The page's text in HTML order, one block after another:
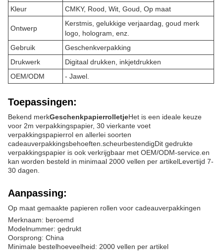
Kleur CMKY, Rood, Wit, Goud, Op maat
Ontwerp
Kerstmis, gelukkige verjaardag, goud merk
logo, hologram, enz.
Gebruik
Geschenkverpakking
Drukwerk
Digitaal drukken, inkjetdrukken
OEM/ODM
- Jawel.
Toepassingen:
Bekend merkGeschenkpapierrolletjeHet is een ideale keuze
voor 2m verpakkingspapier, 30 vierkante voet
verpakkingspapierrol en allerlei soorten
cadeauverpakkingsbehoeften.scheurbestendigDit gedrukte
verpakkingspapier is ook verkrijgbaar met OEM/ODM-service.en
kan worden besteld in minimaal 2000 vellen per artikelLevertijd 7-
30 dagen.
Aanpassing:
Op maat gemaakte papieren rollen voor cadeauverpakkingen
Merknaam: beroemd
Modelnummer: gedrukt
Oorsprong: China
Minimale bestelhoeveelheid: 2000 vellen per artikel